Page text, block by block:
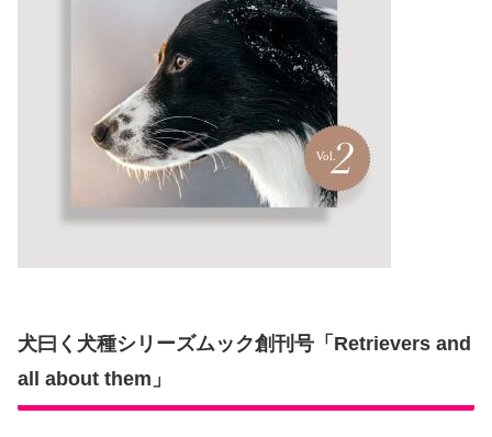
犬曰く犬種シリーズムック創刊号「Retrievers and
all about them」